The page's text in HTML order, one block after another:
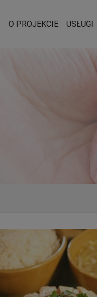
O PROJEKCIE USŁUGI